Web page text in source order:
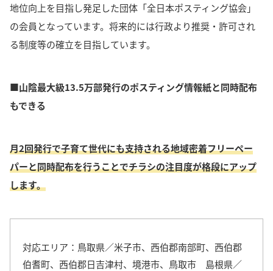
地位向上を目指し発足した団体「全日本ポスティング協会」
の会員となっています。 将来的には行政より推奨・許可され
る制度等の確立を目指しています。
■山陰最大級13.5万部発行のポスティング情報紙と同時配布
もできる
月2回発行で子育て世代にも支持される地域密着フリーペー
パーと同時配布を行うことでチラシの注目度が格段にアップ
します。
対応エリア：鳥取県／米子市、西伯郡南部町、西伯郡
伯耆町、西伯郡日吉津村、境港市、鳥取市 島根県／